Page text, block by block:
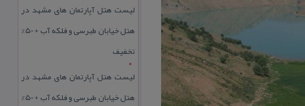
لیست هتل آپارتمان های مشهد در
هتل خیابان طبرسی و فلکه آب + 50%
تخفیف
لیست هتل آپارتمان های مشهد در
هتل خیابان طبرسی و فلکه آب + 50%